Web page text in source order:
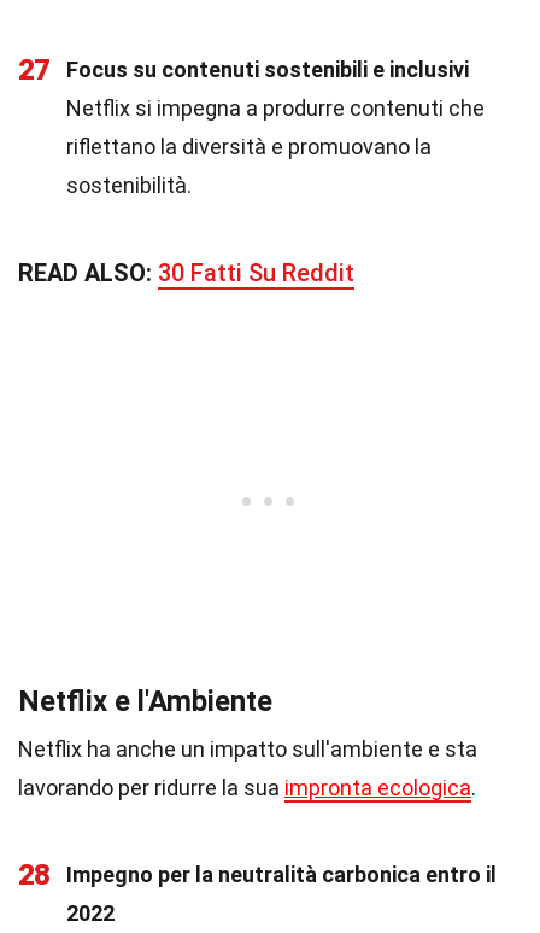
27
Focus su contenuti sostenibili e inclusivi
Netflix si impegna a produrre contenuti che
riflettano la diversità e promuovano la
sostenibilità.
READ ALSO: 30 Fatti Su Reddit
Netflix e l'Ambiente
Netflix ha anche un impatto sull'ambiente e sta
lavorando per ridurre la sua impronta ecologica.
28
Impegno per la neutralità carbonica entro il
2022